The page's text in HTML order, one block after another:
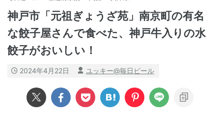
神戸市「元祖ぎょうざ苑」南京町の有名
な餃子屋さんで食べた、神戸牛入りの水
餃子がおいしい！
2024年4月22日 ユッキー@毎日ビール